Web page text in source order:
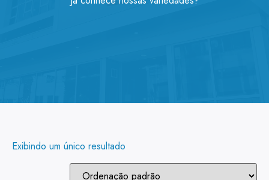
Exibindo um único resultado